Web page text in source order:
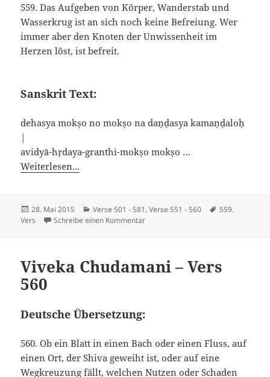
559. Das Aufgeben von Körper, Wanderstab und
Wasserkrug ist an sich noch keine Befreiung. Wer
immer aber den Knoten der Unwissenheit im
Herzen löst, ist befreit.
Sanskrit Text:
dehasya mokṣo no mokṣo na daṇḍasya kamaṇḍaloḥ
|
avidyā-hṛdaya-granthi-mokṣo mokṣo …
Weiterlesen...
Veröffentlicht
am
28. Mai 2015 Kategorien
Verse 501 - 581,Verse 551 - 560 Schlagwörter
559.
Vers
Schreibe einen Kommentarzu Viveka Chudamani – Vers 559
Viveka Chudamani – Vers
560
Deutsche Übersetzung:
560. Ob ein Blatt in einen Bach oder einen Fluss, auf
einen Ort, der Shiva geweiht ist, oder auf eine
Wegkreuzung fällt, welchen Nutzen oder Schaden